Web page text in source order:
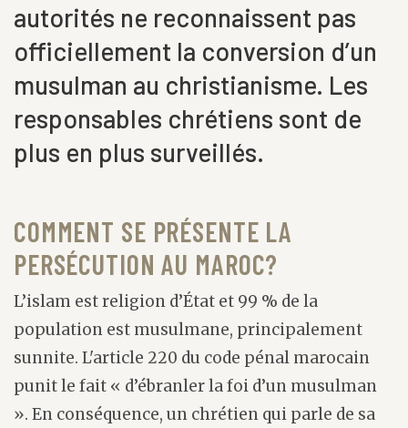
autorités ne reconnaissent pas
officiellement la conversion d’un
musulman au christianisme. Les
responsables chrétiens sont de
plus en plus surveillés.
COMMENT SE PRÉSENTE LA
PERSÉCUTION AU MAROC?
L’islam est religion d’État et 99 % de la
population est musulmane, principalement
sunnite. L'article 220 du code pénal marocain
punit le fait « d’ébranler la foi d’un musulman
». En conséquence, un chrétien qui parle de sa